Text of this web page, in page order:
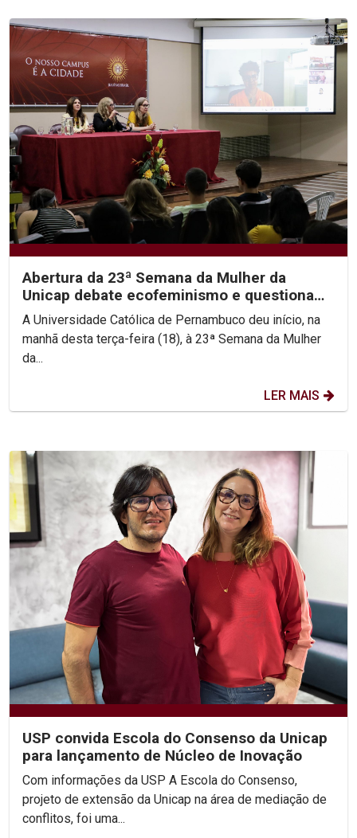
Abertura da 23ª Semana da Mulher da
Unicap debate ecofeminismo e questiona
hierarquias religiosas
A Universidade Católica de Pernambuco deu início, na
manhã desta terça-feira (18), à 23ª Semana da Mulher
da...
LER MAIS
USP convida Escola do Consenso da Unicap
para lançamento de Núcleo de Inovação
Com informações da USP A Escola do Consenso,
projeto de extensão da Unicap na área de mediação de
conflitos, foi uma...